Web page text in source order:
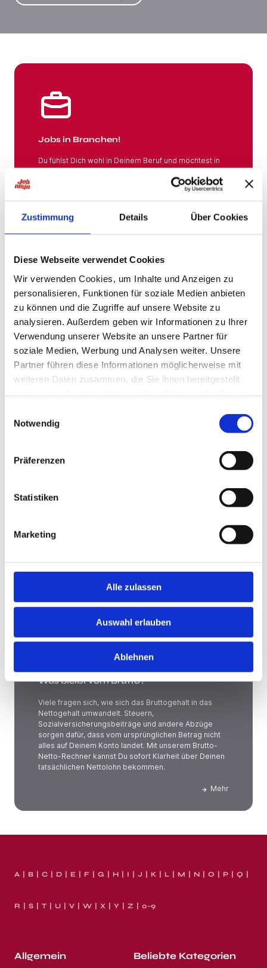
Zustimmung Details Über Cookies
Diese Webseite verwendet Cookies
Wir verwenden Cookies, um Inhalte und Anzeigen zu
personalisieren, Funktionen für soziale Medien anbieten
zu können und die Zugriffe auf unsere Website zu
analysieren. Außerdem geben wir Informationen zu Ihrer
Verwendung unserer Website an unsere Partner für
soziale Medien, Werbung und Analysen weiter. Unsere
Partner führen diese Informationen möglicherweise mit
weiteren Daten zusammen, die Sie ihnen bereitgestellt
Notwendig
Präferenzen
Statistiken
Marketing
Alle zulassen
Auswahl erlauben
Ablehnen
Jobs in Branchen!
Du fühlst Dich wohl in Deinem Beruf und möchtest in
Mehr
Jobs in Branchen
Jobs in der Nähe!
Auf unserer Plattform findest Du eine große Auswahl
an Stellenangeboten, die nach Städten sortiert sind,
suchen kannst. Egal, ob Du eine neue
Herausforderung suchst, einen beruflichen Wechsel
planst oder einfach eine Stelle in Deinem aktuellen
Hast Du keine Lust und Zeit, auf Jobbörsen jede
Stellenanzeige zu durchsuchen? Teste die "Jobsuche
Dir Jobs vorschlagen, die zu Dir passen.
Was bleibt vom Brutto?
Viele fragen sich, wie sich das Bruttogehalt in das
Nettogehalt umwandelt. Steuern,
Sozialversicherungsbeiträge und andere Abzüge
sorgen dafür, dass vom ursprünglichen Betrag nicht
alles auf Deinem Konto landet. Mit unserem Brutto-
Netto-Rechner kannst Du sofort Klarheit über Deinen
tatsächlichen Nettolohn bekommen.
Mehr
Was bleibt vom Brutto?
A B C D E F G H I J K L M N O P Q
R S T U V W X Y Z 0-9
Allgemein Beliebte Kategorien